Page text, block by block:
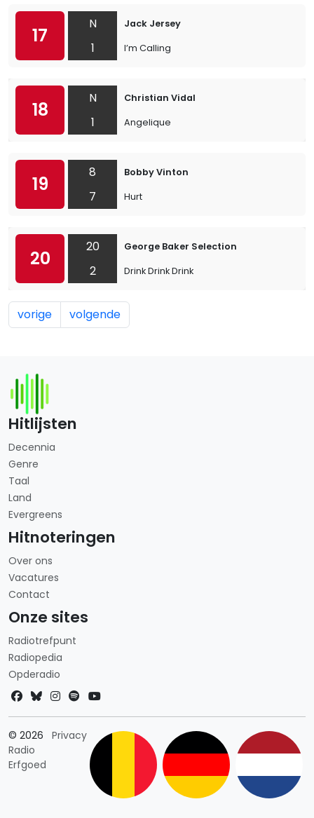
17
N
1
Jack Jersey
I’m Calling
18
N
1
Christian Vidal
Angelique
19
8
7
Bobby Vinton
Hurt
20
20
2
George Baker Selection
Drink Drink Drink
vorige volgende
Hitlijsten
Decennia
Genre
Taal
Land
Evergreens
Hitnoteringen
Over ons
Vacatures
Contact
Onze sites
Radiotrefpunt
Radiopedia
Opderadio
© 2026
Radio
Erfgoed
PrivacyLandkeuze